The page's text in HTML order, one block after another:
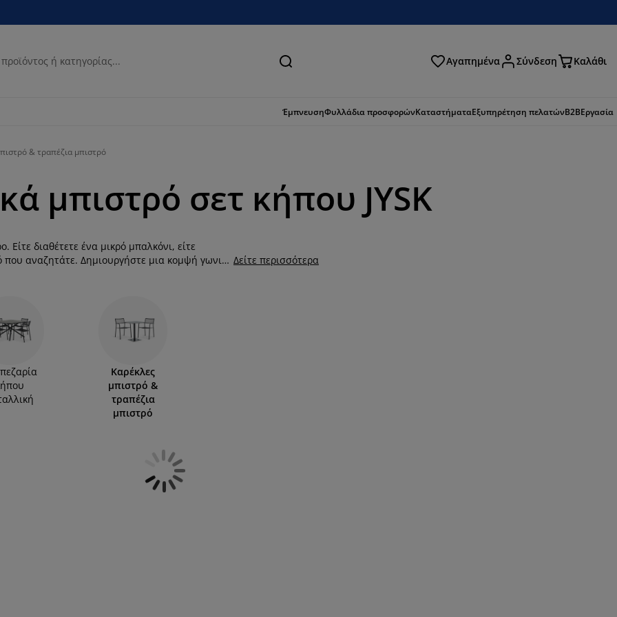
Αναζήτηση Αγαπημένα Σύνδεση Καλάθι
ΈμπνευσηΦυλλάδια προσφορώνΚαταστήματαΕξυπηρέτηση πελατώνB2BΕργασία
& τραπέζια μπιστρό
μπιστρό σετ κήπου JYSK
διαθέτετε ένα μικρό μπαλκόνι, είτε
που αναζητάτε. Δημιουργήστε μια κομψή γωνιά
στη JYSK έχετε την επιλογή να
και μεμονωμένες. Μπορείτε να δημιουργήσετε
τον εξωτερικό σας χώρο.
Δείτε περισσότερα
Καρέκλες
μπιστρό &
τραπέζια
μπιστρό